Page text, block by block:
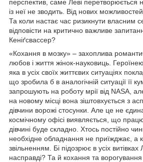
перспектив, саме Леві
із неї не зводить. Від нових
Та коли настає час ризикнути власним
відповісти на критично важливе
Кеніґсвассер?
«Кохання в мозку» – захоплива
любов і життя жінок-науковиць. Героїнею
яка в усіх своїх життєвих ситуаціях
що зробила б в аналогічній ситуації її
запрошують на роботу мрії від NASA,
на новому місці вона зіштовхується з
дівчини ворожі стосунки. Але це не
космічному офісі виявляється, що
дівчині буде складно. Хтось постійно
необхідне обладнання не приїжджає, а
звільненням. Бі підозрює в усіх витівках
насправді? Та й кохання та